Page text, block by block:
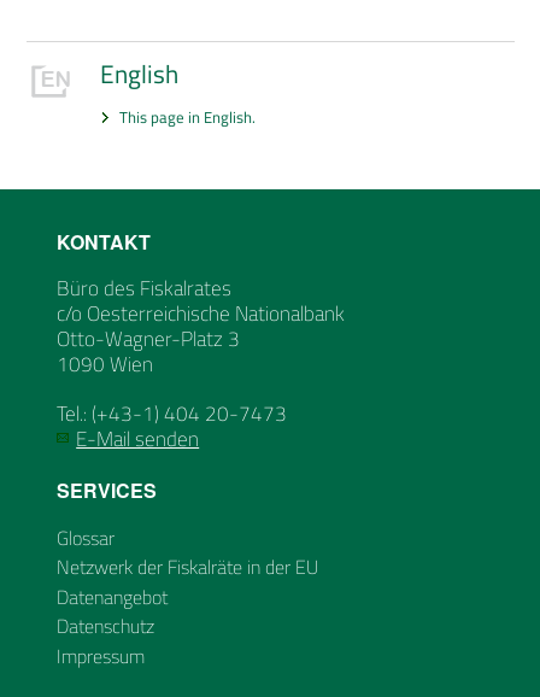
English
This page in English.
KONTAKT
Büro des Fiskalrates
c/o Oesterreichische Nationalbank
Otto-Wagner-Platz 3
1090 Wien
Tel.: (+43-1) 404 20-7473
E-Mail senden
SERVICES
Glossar
Netzwerk der Fiskalräte in der EU
Datenangebot
Datenschutz
Impressum